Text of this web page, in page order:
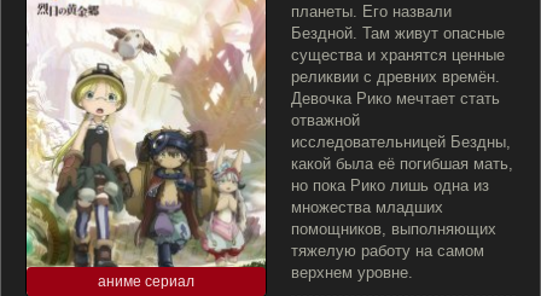
аниме сериал
планеты. Его назвали
Бездной. Там живут опасные
существа и хранятся ценные
реликвии с древних времён.
Девочка Рико мечтает стать
отважной
исследовательницей Бездны,
какой была её погибшая мать,
но пока Рико лишь одна из
множества младших
помощников, выполняющих
тяжелую работу на самом
верхнем уровне.